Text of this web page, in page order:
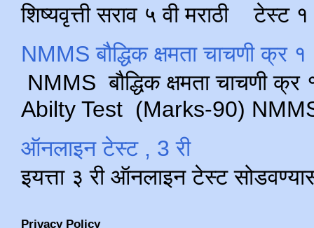
शिष्यवृत्ती सराव ५ वी मराठी टेस्ट
NMMS बौद्धिक क्षमता चाचणी क्र
NMMS बौद्धिक क्षमता चाचणी
Abilty Test (Marks-90) NMMS
ऑनलाइन टेस्ट , 3 री
इयत्ता ३ री ऑनलाइन टेस्ट
Privacy Policy